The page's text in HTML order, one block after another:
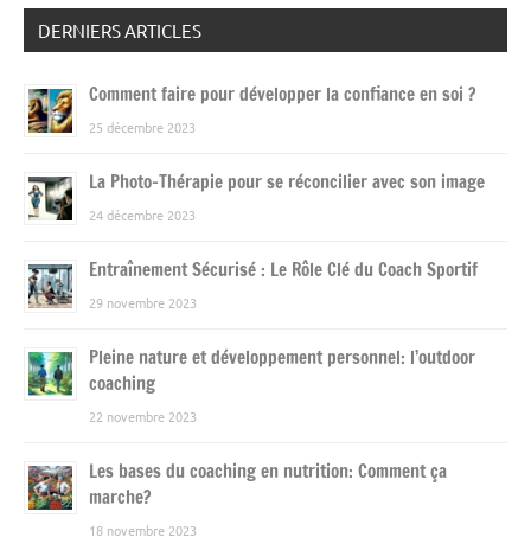
DERNIERS ARTICLES
Comment faire pour développer la confiance en soi ?
25 décembre 2023
La Photo-Thérapie pour se réconcilier avec son image
24 décembre 2023
Entraînement Sécurisé : Le Rôle Clé du Coach Sportif
29 novembre 2023
Pleine nature et développement personnel: l’outdoor
coaching
22 novembre 2023
Les bases du coaching en nutrition: Comment ça
marche?
18 novembre 2023